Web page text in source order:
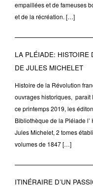
empaillées et de fameuses
et de la récréation. […]
LA PLÉIADE: HISTOIRE
DE JULES MICHELET
Histoire de la Révolution
ouvrages historiques, paraît
ce printemps 2019, les
Bibliothèque de la Pléiade
Jules Michelet, 2 tomes
volumes de 1847 […]
ITINÉRAIRE D’UN